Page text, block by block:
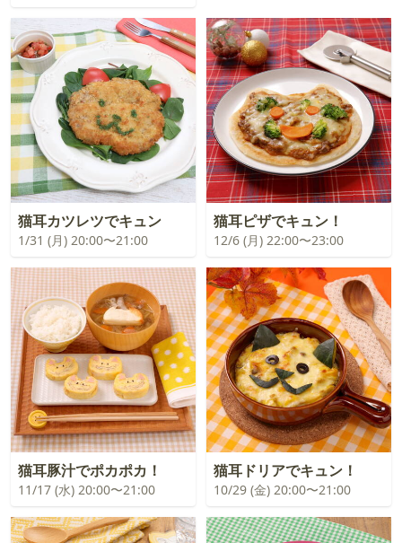
猫耳カツレツでキュン
1/31 (月) 20:00〜21:00
猫耳ピザでキュン！
12/6 (月) 22:00〜23:00
猫耳豚汁でポカポカ！
11/17 (水) 20:00〜21:00
猫耳ドリアでキュン！
10/29 (金) 20:00〜21:00